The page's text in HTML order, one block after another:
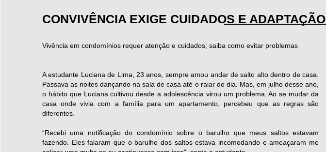
CONVIVÊNCIA EXIGE CUIDADOS E ADAPTAÇÃO
Vivência em condomínios requer atenção e cuidados; saiba como evitar problemas
A estudante Luciana de Lima, 23 anos, sempre amou andar de salto alto dentro de casa.
Passava as noites dançando na sala de casa até o raiar do dia. Mas, em julho desse ano,
o hábito que Luciana cultivou desde a adolescência virou um problema. Ao se mudar da
casa onde vivia com a família para um apartamento, percebeu que as regras são
diferentes.
“Recebi uma notificação do condomínio sobre o barulho que meus saltos estavam
fazendo. Eles falaram que o barulho dos saltos estava incomodando e ameaçaram me